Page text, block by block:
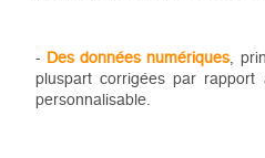
- Des données numériques,
pluspart corrigées par rapport
personnalisable.